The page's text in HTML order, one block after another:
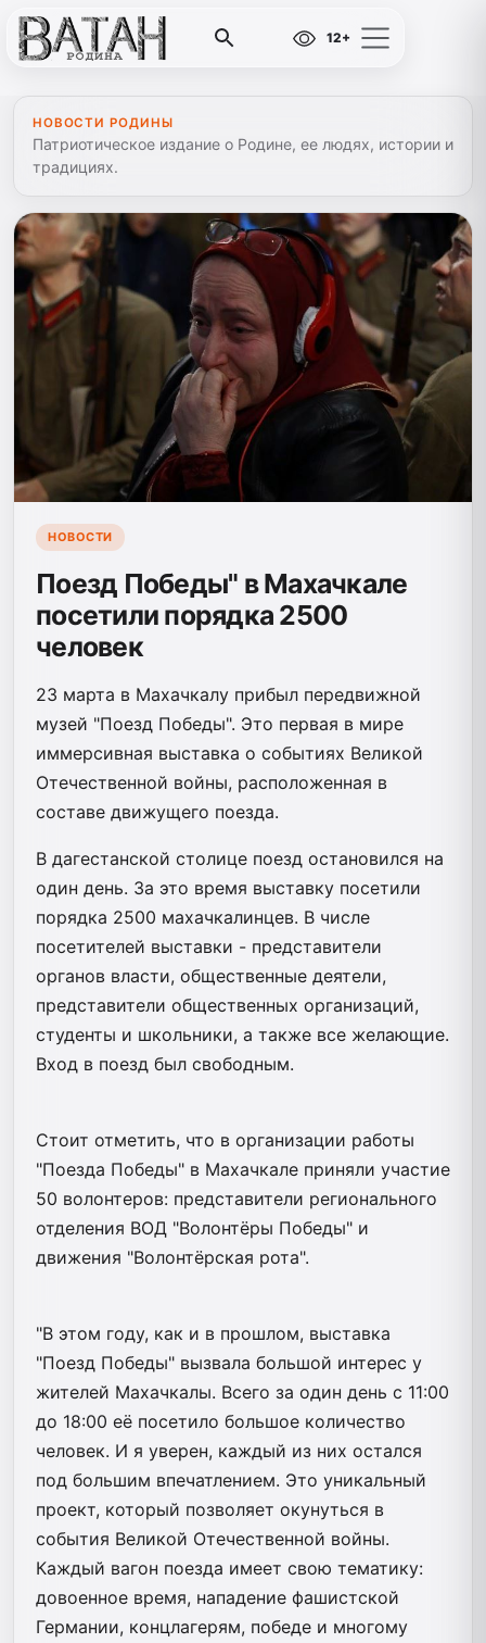
12+
НОВОСТИ РОДИНЫ
Патриотическое издание о Родине, ее людях, истории и
традициях.
НОВОСТИ
Поезд Победы" в Махачкале
посетили порядка 2500
человек
23 марта в Махачкалу прибыл передвижной
музей "Поезд Победы". Это первая в мире
иммерсивная выставка о событиях Великой
Отечественной войны, расположенная в
составе движущего поезда.
В дагестанской столице поезд остановился на
один день. За это время выставку посетили
порядка 2500 махачкалинцев. В числе
посетителей выставки - представители
органов власти, общественные деятели,
представители общественных организаций,
студенты и школьники, а также все желающие.
Вход в поезд был свободным.
Стоит отметить, что в организации работы
"Поезда Победы" в Махачкале приняли участие
50 волонтеров: представители регионального
отделения ВОД "Волонтёры Победы" и
движения "Волонтёрская рота".
"В этом году, как и в прошлом, выставка
"Поезд Победы" вызвала большой интерес у
жителей Махачкалы. Всего за один день с 11:00
до 18:00 её посетило большое количество
человек. И я уверен, каждый из них остался
под большим впечатлением. Это уникальный
проект, который позволяет окунуться в
события Великой Отечественной войны.
Каждый вагон поезда имеет свою тематику:
довоенное время, нападение фашистской
Германии, концлагерям, победе и многому